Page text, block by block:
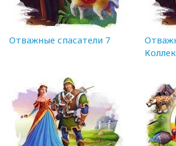
Отважные спасатели 7